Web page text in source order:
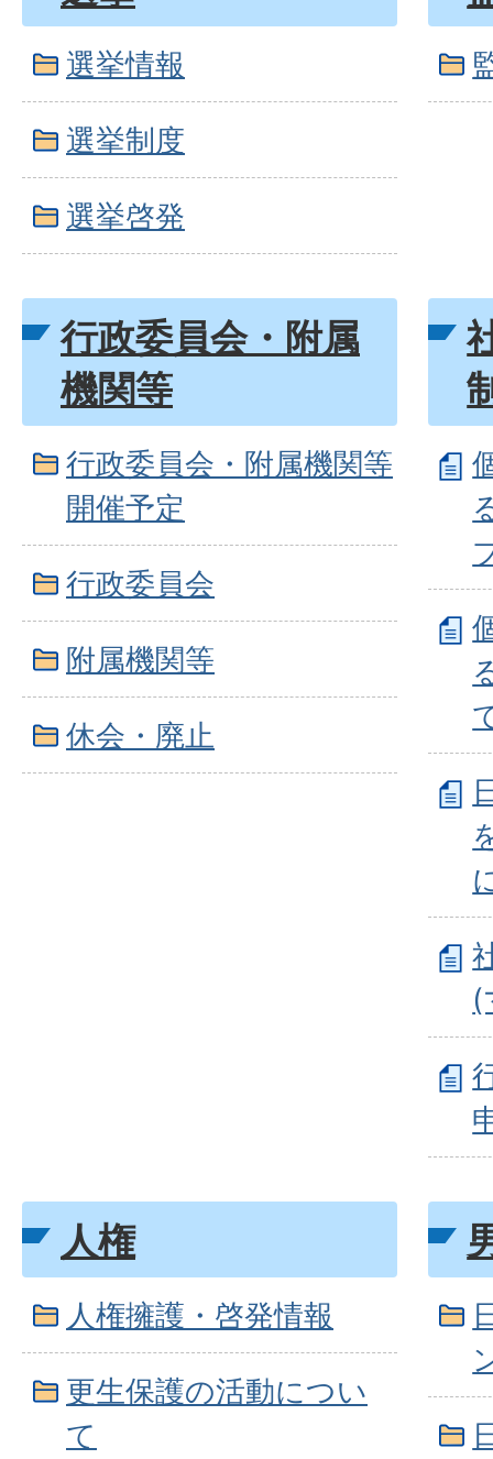
選挙情報
選挙制度
選挙啓発
行政委員会・附属
機関等
行政委員会・附属機関等
開催予定
行政委員会
附属機関等
休会・廃止
(
人権
人権擁護・啓発情報
更生保護の活動につい
て